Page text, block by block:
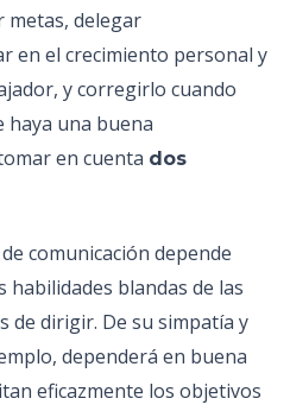
delegar
en el crecimiento personal y
y corregirlo cuando
haya una buena
en cuenta dos
comunicación depende
habilidades blandas de las
de dirigir. De su simpatía y
dependerá en buena
eficazmente los objetivos